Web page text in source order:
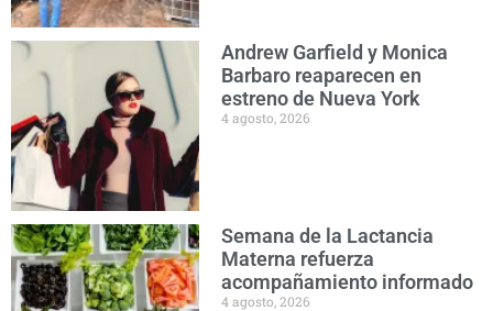
Andrew Garfield y Monica
Barbaro reaparecen en
estreno de Nueva York
4 agosto, 2026
Semana de la Lactancia
Materna refuerza
acompañamiento informado
4 agosto, 2026